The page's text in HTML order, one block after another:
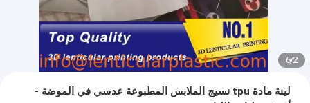
2
/
6
لينة مادة tpu نسيج الملابس المطبوعة عدسي في الموضة -